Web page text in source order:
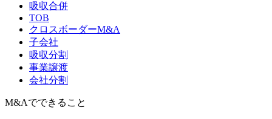
吸収合併
TOB
クロスボーダーM&A
子会社
吸収分割
事業譲渡
会社分割
M&Aでできること